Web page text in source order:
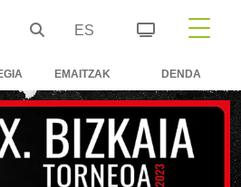
ES
EMAITZAK DENDA